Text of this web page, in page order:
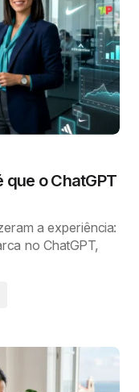
que o ChatGPT
a experiência:
no ChatGPT,